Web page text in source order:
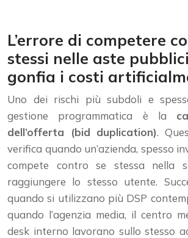
L’errore di competere
stessi nelle aste
gonfia i costi
Uno dei rischi più subdoli e
gestione programmatica è la
dell’offerta (bid duplication).
verifica quando un’azienda, spesso
compete contro se stessa nella
raggiungere lo stesso utente.
quando si utilizzano più DSP
quando l’agenzia media, il centro
desk interno lavorano sullo stesso